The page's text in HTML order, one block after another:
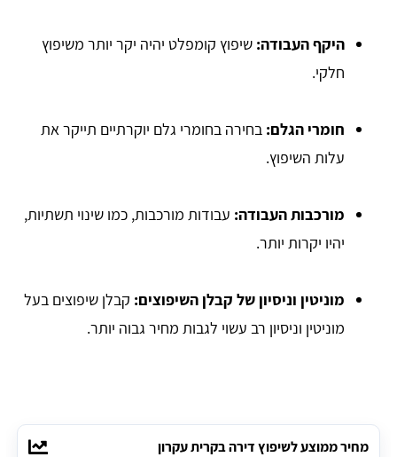
היקף העבודה: שיפוץ קומפלט יהיה יקר יותר משיפוץ
חלקי.
חומרי הגלם: בחירה בחומרי גלם יוקרתיים תייקר את
עלות השיפוץ.
מורכבות העבודה: עבודות מורכבות, כמו שינוי תשתיות,
יהיו יקרות יותר.
מוניטין וניסיון של קבלן השיפוצים: קבלן שיפוצים בעל
מוניטין וניסיון רב עשוי לגבות מחיר גבוה יותר.
מחיר ממוצע לשיפוץ דירה בקרית עקרון